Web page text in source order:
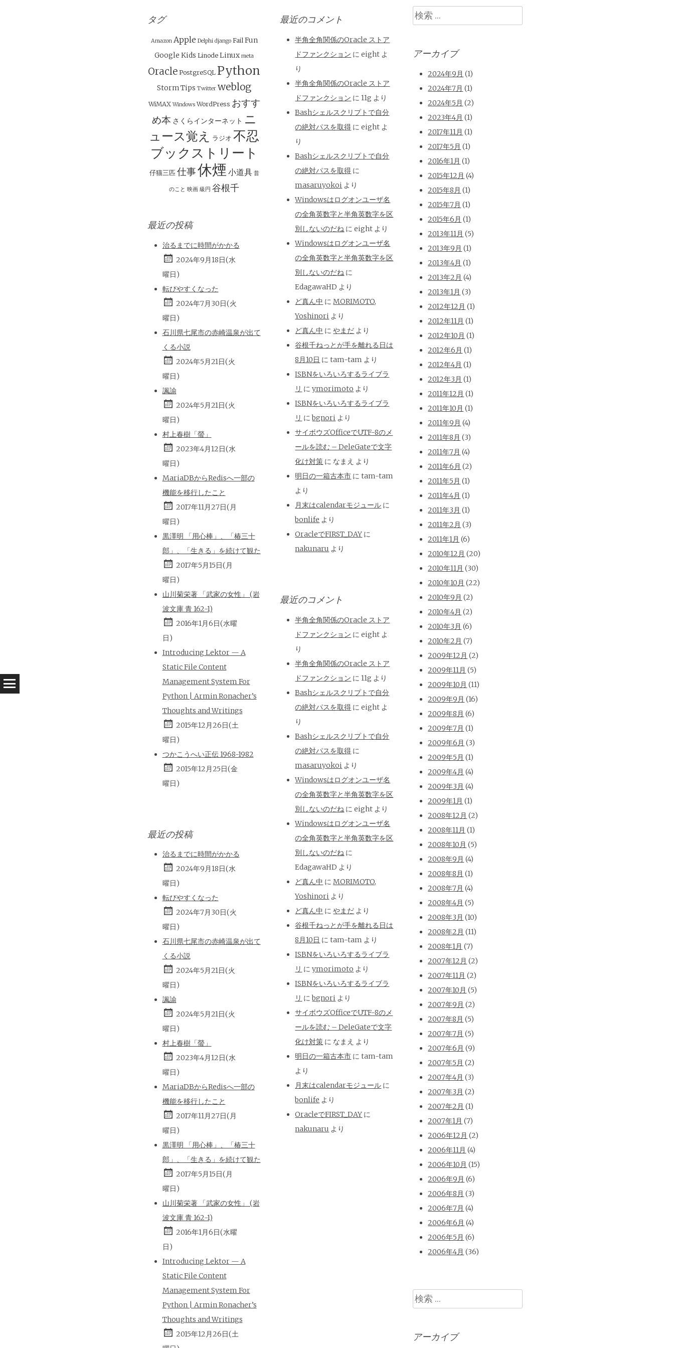
ナ
ビ
ゲ
ー
シ
ョ
ン
タグ
Amazon Apple Delphi django Fail Fun
Google Kids Linode Linux meta
Oracle PostgreSQL Python
StormTips Twitter weblog
WiMAX Windows WordPress おすす
め本 さくらインターネット ニ
ュース覚え
ラジオ 不忍
ブックストリート
仔猫三匹 仕事休煙 小道具 昔
のこと 映画 級円 谷根千
最近の投稿
治るまでに時間がかかる
2024年9月18日(水
曜日)
転びやすくなった
2024年7月30日(火
曜日)
石川県七尾市の赤崎温泉が出て
くる小説
2024年5月21日(火
曜日)
諷諭
2024年5月21日(火
曜日)
村上春樹「螢」
2023年4月12日(水
曜日)
MariaDBからRedisへ一部の
機能を移行したこと
2017年11月27日(月
曜日)
黒澤明 「用心棒」、「椿三十
郎」、「生きる」を続けて観た
2017年5月15日(月
曜日)
山川菊栄著 「武家の女性」 (岩
波文庫 青 162-1)
2016年1月6日(水曜
日)
Introducing Lektor — A
Static File Content
Management System For
Python | Armin Ronacher’s
Thoughts and Writings
2015年12月26日(土
曜日)
つかこうへい正伝 1968-1982
2015年12月25日(金
曜日)
最近の投稿
治るまでに時間がかかる
2024年9月18日(水
曜日)
転びやすくなった
2024年7月30日(火
曜日)
石川県七尾市の赤崎温泉が出て
くる小説
2024年5月21日(火
曜日)
諷諭
2024年5月21日(火
曜日)
村上春樹「螢」
2023年4月12日(水
曜日)
MariaDBからRedisへ一部の
機能を移行したこと
2017年11月27日(月
曜日)
黒澤明 「用心棒」、「椿三十
郎」、「生きる」を続けて観た
2017年5月15日(月
曜日)
山川菊栄著 「武家の女性」 (岩
波文庫 青 162-1)
2016年1月6日(水曜
日)
Introducing Lektor — A
Static File Content
Management System For
Python | Armin Ronacher’s
Thoughts and Writings
2015年12月26日(土
最近のコメント
半角全角関係のOracle ストア
ドファンクション にeight よ
り
半角全角関係のOracle ストア
ドファンクション に11g より
Bashシェルスクリプトで自分
の絶対パスを取得 にeight よ
り
Bashシェルスクリプトで自分
の絶対パスを取得 に
masaruyokoi より
Windowsはログオンユーザ名
の全角英数字と半角英数字を区
別しないのだね にeight より
Windowsはログオンユーザ名
の全角英数字と半角英数字を区
別しないのだね に
EdagawaHD より
ど真ん中 にMORIMOTO,
Yoshinori より
ど真ん中 にやまだ より
谷根千ねっとが手を離れる日は
8月10日 にtam-tam より
ISBNをいろいろするライブラ
リ にymorimoto より
ISBNをいろいろするライブラ
リ にbgnori より
サイボウズOfficeでUTF-8のメ
ールを読む – DeleGateで文字
化け対策 に なまえ より
明日の一箱古本市 にtam-tam
より
月末はcalendarモジュール に
bonlife より
OracleでFIRST_DAY に
nakunaru より
最近のコメント
半角全角関係のOracle ストア
ドファンクション にeight よ
り
半角全角関係のOracle ストア
ドファンクション に11g より
Bashシェルスクリプトで自分
の絶対パスを取得 にeight よ
り
Bashシェルスクリプトで自分
の絶対パスを取得 に
masaruyokoi より
Windowsはログオンユーザ名
の全角英数字と半角英数字を区
別しないのだね にeight より
Windowsはログオンユーザ名
の全角英数字と半角英数字を区
別しないのだね に
EdagawaHD より
ど真ん中 にMORIMOTO,
Yoshinori より
ど真ん中 にやまだ より
谷根千ねっとが手を離れる日は
8月10日 にtam-tam より
ISBNをいろいろするライブラ
リ にymorimoto より
ISBNをいろいろするライブラ
リ にbgnori より
サイボウズOfficeでUTF-8のメ
ールを読む – DeleGateで文字
化け対策 に なまえ より
明日の一箱古本市 にtam-tam
より
月末はcalendarモジュール に
bonlife より
OracleでFIRST_DAY に
nakunaru より
検
索
アーカイブ
2024年9月 (1)
2024年7月 (1)
2024年5月 (2)
2023年4月 (1)
2017年11月 (1)
2017年5月 (1)
2016年1月 (1)
2015年12月 (4)
2015年8月 (1)
2015年7月 (1)
2015年6月 (1)
2013年11月 (5)
2013年9月 (1)
2013年4月 (1)
2013年2月 (4)
2013年1月 (3)
2012年12月 (1)
2012年11月 (1)
2012年10月 (1)
2012年6月 (1)
2012年4月 (1)
2012年3月 (1)
2011年12月 (1)
2011年10月 (1)
2011年9月 (4)
2011年8月 (3)
2011年7月 (4)
2011年6月 (2)
2011年5月 (1)
2011年4月 (1)
2011年3月 (1)
2011年2月 (3)
2011年1月 (6)
2010年12月 (20)
2010年11月 (30)
2010年10月 (22)
2010年9月 (2)
2010年4月 (2)
2010年3月 (6)
2010年2月 (7)
2009年12月 (2)
2009年11月 (5)
2009年10月 (11)
2009年9月 (16)
2009年8月 (6)
2009年7月 (1)
2009年6月 (3)
2009年5月 (1)
2009年4月 (4)
2009年3月 (4)
2009年1月 (1)
2008年12月 (2)
2008年11月 (1)
2008年10月 (5)
2008年9月 (4)
2008年8月 (1)
2008年7月 (4)
2008年4月 (5)
2008年3月 (10)
2008年2月 (11)
2008年1月 (7)
2007年12月 (2)
2007年11月 (2)
2007年10月 (5)
2007年9月 (2)
2007年8月 (5)
2007年7月 (5)
2007年6月 (9)
2007年5月 (2)
2007年4月 (3)
2007年3月 (2)
2007年2月 (1)
2007年1月 (7)
2006年12月 (2)
2006年11月 (4)
2006年10月 (15)
2006年9月 (6)
2006年8月 (3)
2006年7月 (4)
2006年6月 (4)
2006年5月 (6)
2006年4月 (36)
検
索
アーカイブ